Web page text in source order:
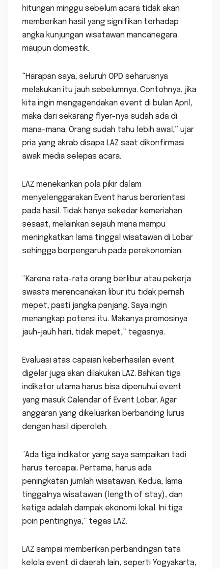
hitungan minggu sebelum acara tidak akan
memberikan hasil yang signifikan terhadap
angka kunjungan wisatawan mancanegara
maupun domestik.
“Harapan saya, seluruh OPD seharusnya
melakukan itu jauh sebelumnya. Contohnya, jika
kita ingin mengagendakan event di bulan April,
maka dari sekarang flyer-nya sudah ada di
mana-mana. Orang sudah tahu lebih awal,” ujar
pria yang akrab disapa LAZ saat dikonfirmasi
awak media selepas acara.
LAZ menekankan pola pikir dalam
menyelenggarakan Event harus berorientasi
pada hasil. Tidak hanya sekedar kemeriahan
sesaat, melainkan sejauh mana mampu
meningkatkan lama tinggal wisatawan di Lobar
sehingga berpengaruh pada perekonomian.
“Karena rata-rata orang berlibur atau pekerja
swasta merencanakan libur itu tidak pernah
mepet, pasti jangka panjang. Saya ingin
menangkap potensi itu. Makanya promosinya
jauh-jauh hari, tidak mepet,” tegasnya.
Evaluasi atas capaian keberhasilan event
digelar juga akan dilakukan LAZ. Bahkan tiga
indikator utama harus bisa dipenuhui event
yang masuk Calendar of Event Lobar. Agar
anggaran yang dikeluarkan berbanding lurus
dengan hasil diperoleh.
“Ada tiga indikator yang saya sampaikan tadi
harus tercapai. Pertama, harus ada
peningkatan jumlah wisatawan. Kedua, lama
tinggalnya wisatawan (length of stay), dan
ketiga adalah dampak ekonomi lokal. Ini tiga
poin pentingnya,” tegas LAZ.
LAZ sampai memberikan perbandingan tata
kelola event di daerah lain, seperti Yogyakarta,